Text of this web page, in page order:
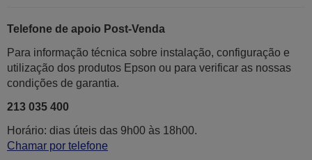
Telefone de apoio Post-Venda
Para informação técnica sobre instalação, configuração e
utilização dos produtos Epson ou para verificar as nossas
condições de garantia.
213 035 400
Horário: dias úteis das 9h00 às 18h00.
Chamar por telefone